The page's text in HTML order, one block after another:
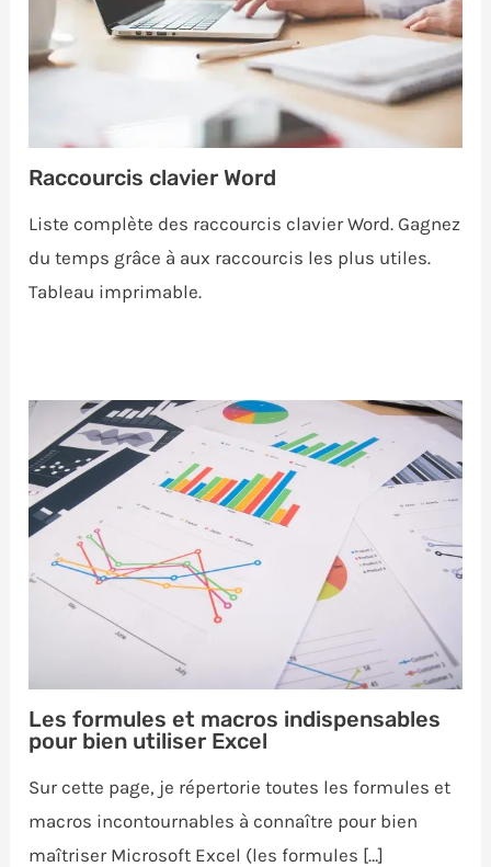
Raccourcis clavier Word
Liste complète des raccourcis clavier Word. Gagnez
du temps grâce à aux raccourcis les plus utiles.
Tableau imprimable.
Les formules et macros indispensables
pour bien utiliser Excel
Sur cette page, je répertorie toutes les formules et
macros incontournables à connaître pour bien
maîtriser Microsoft Excel (les formules […]